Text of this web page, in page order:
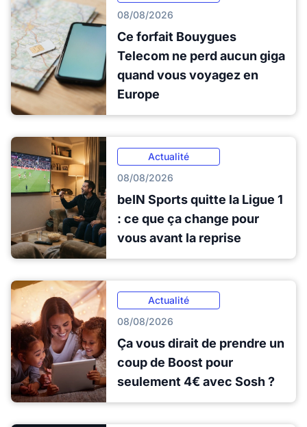
08/08/2026
Ce forfait Bouygues
Telecom ne perd aucun giga
quand vous voyagez en
Europe
Actualité
08/08/2026
beIN Sports quitte la Ligue 1
: ce que ça change pour
vous avant la reprise
Actualité
08/08/2026
Ça vous dirait de prendre un
coup de Boost pour
seulement 4€ avec Sosh ?